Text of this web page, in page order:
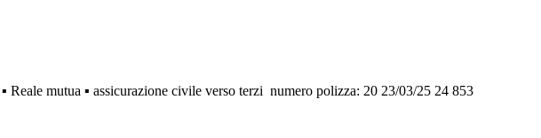
mutua ▪ assicurazione civile verso terzi numero polizza: 20 23/03/25 24 853